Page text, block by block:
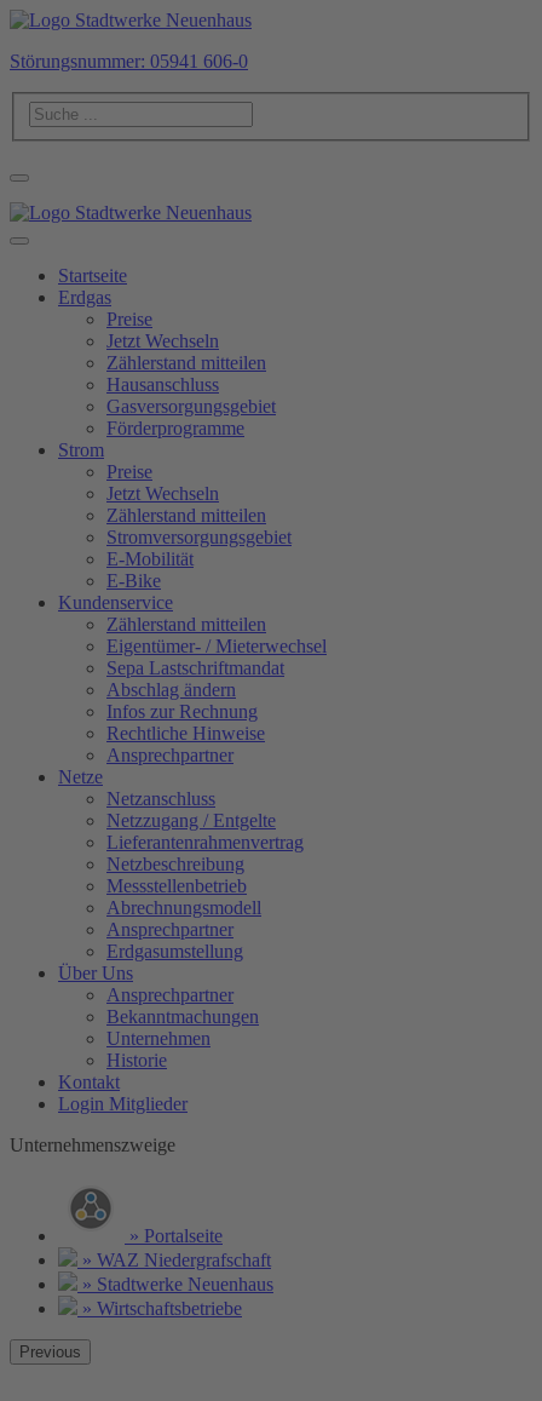
Störungsnummer: 05941 606-0
Startseite
Erdgas
Preise
Jetzt Wechseln
Zählerstand mitteilen
Hausanschluss
Gasversorgungsgebiet
Förderprogramme
Strom
Preise
Jetzt Wechseln
Zählerstand mitteilen
Stromversorgungsgebiet
E-Mobilität
E-Bike
Kundenservice
Zählerstand mitteilen
Eigentümer- / Mieterwechsel
Sepa Lastschriftmandat
Abschlag ändern
Infos zur Rechnung
Rechtliche Hinweise
Ansprechpartner
Netze
Netzanschluss
Netzzugang / Entgelte
Lieferantenrahmenvertrag
Netzbeschreibung
Messstellenbetrieb
Abrechnungsmodell
Ansprechpartner
Erdgasumstellung
Über Uns
Ansprechpartner
Bekanntmachungen
Unternehmen
Historie
Kontakt
Login Mitglieder
Unternehmenszweige
» Portalseite
» WAZ Niedergrafschaft
» Stadtwerke Neuenhaus
» Wirtschaftsbetriebe
Previous